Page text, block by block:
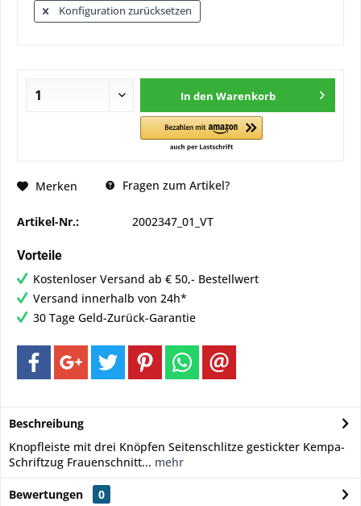
Konfiguration zurücksetzen
In den Warenkorb
Merken Fragen zum Artikel?
Artikel-Nr.: 2002347_01_VT
Vorteile
Kostenloser Versand ab € 50,- Bestellwert
Versand innerhalb von 24h*
30 Tage Geld-Zurück-Garantie
Beschreibung
Knopfleiste mit drei Knöpfen Seitenschlitze gestickter Kempa-
Schriftzug Frauenschnitt... mehr
Bewertungen
0